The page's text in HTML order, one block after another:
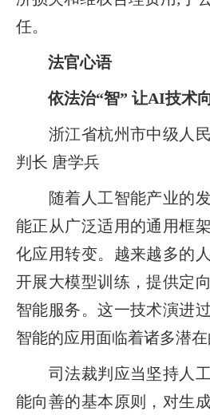
任。
法官心语
依法治“智” 让AI技术
浙江省杭州市中级人民
判长 唐学兵
随着人工智能产业的发
能正从广泛适用的通用框
化应用转变。越来越多的
开展大模型训练，提供定
智能服务。这一技术演进
智能的应用面临着诸多潜在
司法裁判应当坚持人工
能向善的基本原则，对生